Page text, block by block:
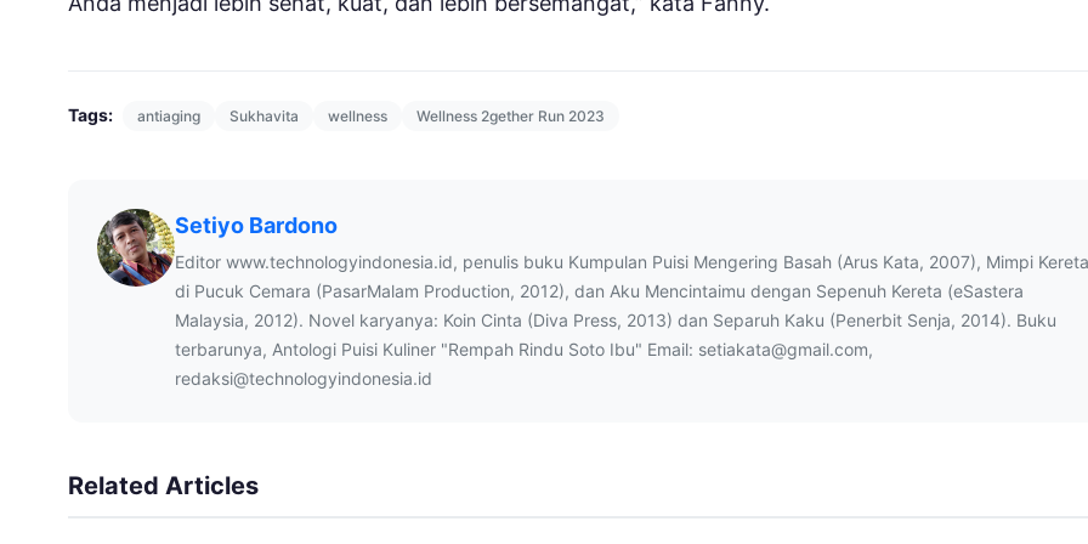
Tags: antiaging Sukhavita wellness Wellness 2gether Run 2023
Setiyo Bardono
Editor www.technologyindonesia.id, penulis buku Kumpulan Puisi Mengering Basah (Arus Kata, 2007), Mimpi Kereta
di Pucuk Cemara (PasarMalam Production, 2012), dan Aku Mencintaimu dengan Sepenuh Kereta (eSastera
Malaysia, 2012). Novel karyanya: Koin Cinta (Diva Press, 2013) dan Separuh Kaku (Penerbit Senja, 2014). Buku
terbarunya, Antologi Puisi Kuliner "Rempah Rindu Soto Ibu" Email: setiakata@gmail.com,
redaksi@technologyindonesia.id
Related Articles